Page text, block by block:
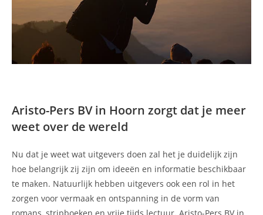
Aristo-Pers BV in Hoorn zorgt dat je meer
weet over de wereld
Nu dat je weet wat uitgevers doen zal het je duidelijk zijn
hoe belangrijk zij zijn om ideeën en informatie beschikbaar
te maken. Natuurlijk hebben uitgevers ook een rol in het
zorgen voor vermaak en ontspanning in de vorm van
romans, stripboeken en vrije tijds lectuur. Aristo-Pers BV in